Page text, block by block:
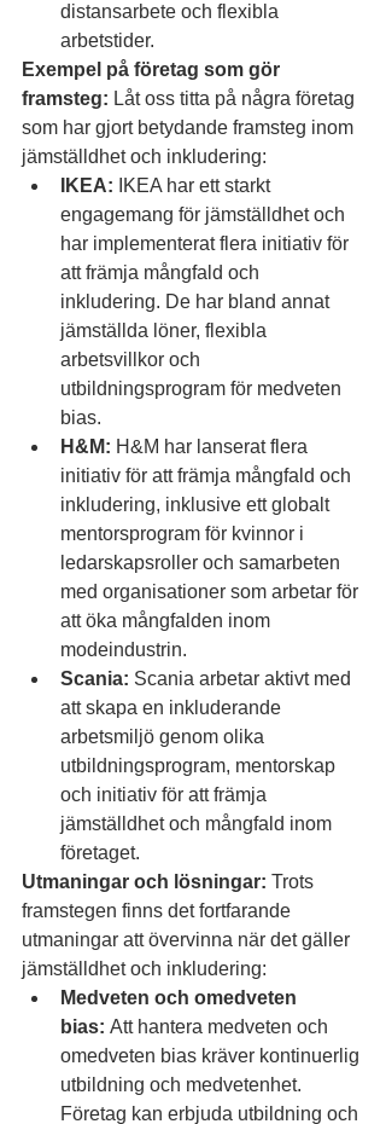
distansarbete och flexibla
arbetstider.
Exempel på företag som gör
framsteg: Låt oss titta på några företag
som har gjort betydande framsteg inom
jämställdhet och inkludering:
IKEA: IKEA har ett starkt
engagemang för jämställdhet och
har implementerat flera initiativ för
att främja mångfald och
inkludering. De har bland annat
jämställda löner, flexibla
arbetsvillkor och
utbildningsprogram för medveten
bias.
H&M: H&M har lanserat flera
initiativ för att främja mångfald och
inkludering, inklusive ett globalt
mentorsprogram för kvinnor i
ledarskapsroller och samarbeten
med organisationer som arbetar för
att öka mångfalden inom
modeindustrin.
Scania: Scania arbetar aktivt med
att skapa en inkluderande
arbetsmiljö genom olika
utbildningsprogram, mentorskap
och initiativ för att främja
jämställdhet och mångfald inom
företaget.
Utmaningar och lösningar: Trots
framstegen finns det fortfarande
utmaningar att övervinna när det gäller
jämställdhet och inkludering:
Medveten och omedveten
bias: Att hantera medveten och
omedveten bias kräver kontinuerlig
utbildning och medvetenhet.
Företag kan erbjuda utbildning och